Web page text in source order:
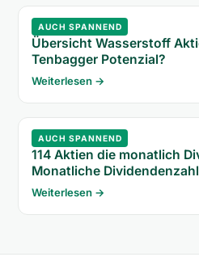
AUCH SPANNEND
Übersicht Wasserstoff
Tenbagger Potenzial?
Weiterlesen →
AUCH SPANNEND
114 Aktien die monatlich
Monatliche
Weiterlesen →